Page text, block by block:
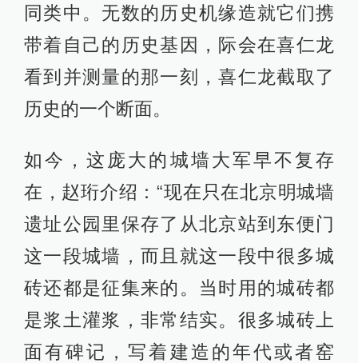
同类中。无数的历史机缘造就它们携
带着自己的历史基因，际会在喜仁龙
看到并测量的那一刻，喜仁龙截取了
历史的一个断面。
如今，这庞大的城墙大军早不复存
在，赵珩介绍：“现在只在北京明城墙
遗址公园里保存了从北京站到东便门
这一段城墙，而且就这一段中很多城
砖还都是征集来的。当时用的城砖都
是浆土灌浆，非常结实。很多城砖上
面有碑记，写着建造的年代或者窑